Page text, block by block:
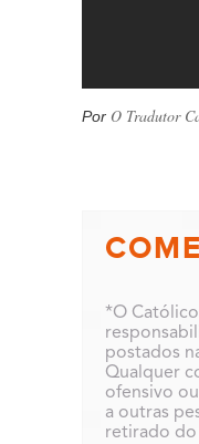
Por O Tradutor
*O
postados
Qualquer
ofensivo
a outras
retirado do